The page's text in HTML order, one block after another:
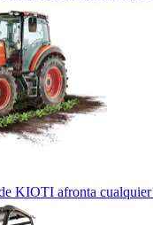
KIOTI afronta cualquier